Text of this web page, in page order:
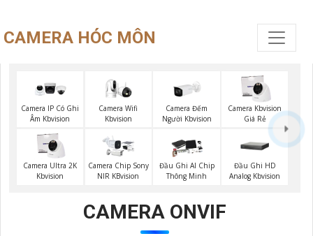
CAMERA HÓC MÔN
Camera IP Có Ghi
Âm Kbvision
Camera Wifi
Kbvision
Camera Đếm
Người Kbvision
Camera Kbvision
Giá Rẻ
Camera Ultra 2K
Kbvision
Camera Chip Sony
NIR KBvision
Đầu Ghi AI Chip
Thông Minh
Đầu Ghi HD
Analog Kbvision
CAMERA ONVIF